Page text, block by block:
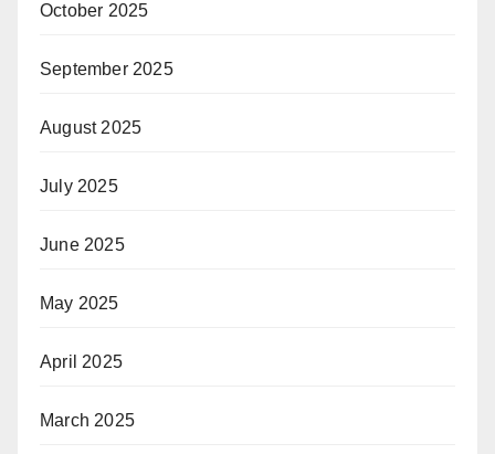
October 2025
September 2025
August 2025
July 2025
June 2025
May 2025
April 2025
March 2025